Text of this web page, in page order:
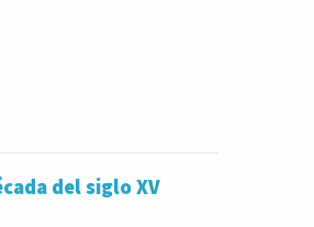
del siglo XV